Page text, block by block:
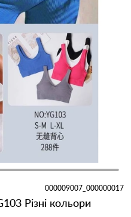
000009007_000000017
Різні кольори